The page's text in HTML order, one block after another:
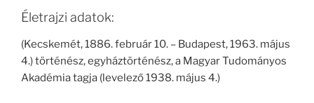
Életrajzi adatok:
(Kecskemét, 1886. február 10. – Budapest, 1963. május
4.) történész, egyháztörténész, a Magyar Tudományos
Akadémia tagja (levelező 1938. május 4.)